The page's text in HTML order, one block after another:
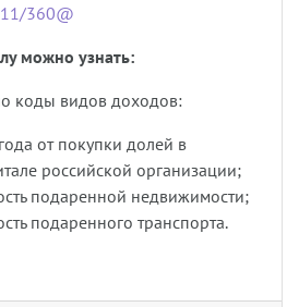
360@
можно узнать:
коды видов доходов:
от покупки долей в
российской организации;
подаренной недвижимости;
подаренного транспорта.